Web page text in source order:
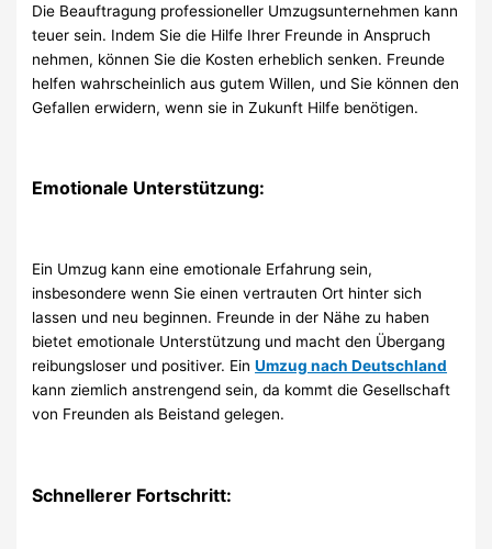
Die Beauftragung professioneller Umzugsunternehmen kann
teuer sein. Indem Sie die Hilfe Ihrer Freunde in Anspruch
nehmen, können Sie die Kosten erheblich senken. Freunde
helfen wahrscheinlich aus gutem Willen, und Sie können den
Gefallen erwidern, wenn sie in Zukunft Hilfe benötigen.
Emotionale Unterstützung:
Ein Umzug kann eine emotionale Erfahrung sein,
insbesondere wenn Sie einen vertrauten Ort hinter sich
lassen und neu beginnen. Freunde in der Nähe zu haben
bietet emotionale Unterstützung und macht den Übergang
reibungsloser und positiver. EinUmzug nach Deutschland
kann ziemlich anstrengend sein, da kommt die Gesellschaft
von Freunden als Beistand gelegen.
Schnellerer Fortschritt: